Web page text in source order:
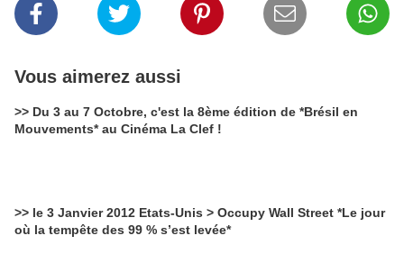
Vous aimerez aussi
>> Du 3 au 7 Octobre, c'est la 8ème édition de *Brésil en
Mouvements* au Cinéma La Clef !
>> le 3 Janvier 2012 Etats-Unis > Occupy Wall Street *Le jour
où la tempête des 99 % s’est levée*